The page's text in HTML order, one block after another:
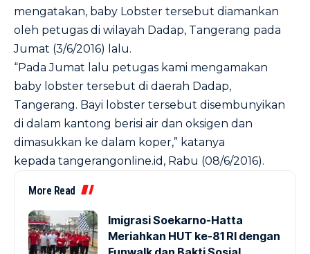
mengatakan, baby Lobster tersebut diamankan
oleh petugas di wilayah Dadap, Tangerang pada
Jumat (3/6/2016) lalu.
“Pada Jumat lalu petugas kami mengamakan
baby lobster tersebut di daerah Dadap,
Tangerang. Bayi lobster tersebut disembunyikan
di dalam kantong berisi air dan oksigen dan
dimasukkan ke dalam koper,” katanya
kepada tangerangonline.id , Rabu (08/6/2016).
More Read
Imigrasi Soekarno-Hatta
Meriahkan HUT ke-81 RI dengan